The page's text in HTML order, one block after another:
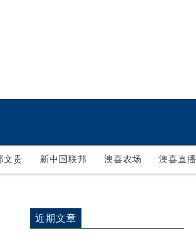
文贵 新中国联邦 澳喜农场 澳喜直播
近期文章